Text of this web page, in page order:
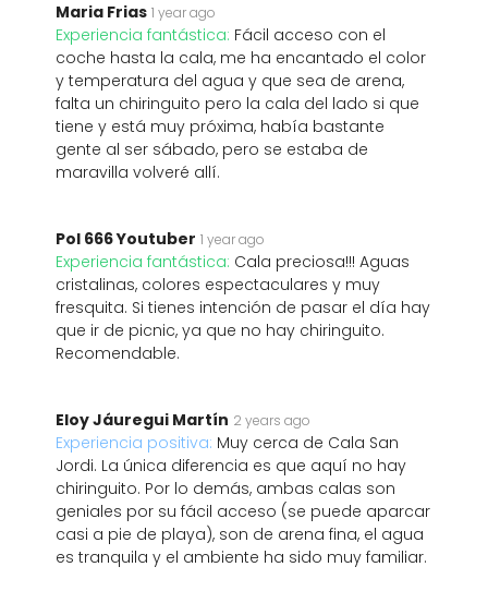
Maria Frias 1 year ago
Experiencia fantástica: Fácil acceso con el
coche hasta la cala, me ha encantado el color
y temperatura del agua y que sea de arena,
falta un chiringuito pero la cala del lado si que
tiene y está muy próxima, había bastante
gente al ser sábado, pero se estaba de
maravilla volveré allí.
Pol 666 Youtuber 1 year ago
Experiencia fantástica: Cala preciosa!!! Aguas
cristalinas, colores espectaculares y muy
fresquita. Si tienes intención de pasar el día hay
que ir de picnic, ya que no hay chiringuito.
Recomendable.
Eloy Jáuregui Martín 2 years ago
Experiencia positiva: Muy cerca de Cala San
Jordi. La única diferencia es que aquí no hay
chiringuito. Por lo demás, ambas calas son
geniales por su fácil acceso (se puede aparcar
casi a pie de playa), son de arena fina, el agua
es tranquila y el ambiente ha sido muy familiar.